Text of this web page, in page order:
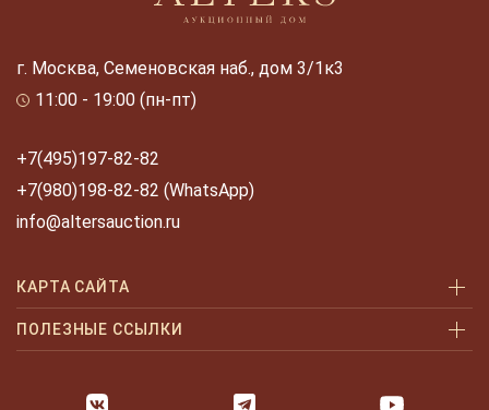
г. Москва, Семеновская наб., дом 3/1к3
11:00 - 19:00 (пн-пт)
+7(495)197-82-82
+7(980)198-82-82 (WhatsApp)
info@altersauction.ru
КАРТА САЙТА
Аукционы
ПОЛЕЗНЫЕ ССЫЛКИ